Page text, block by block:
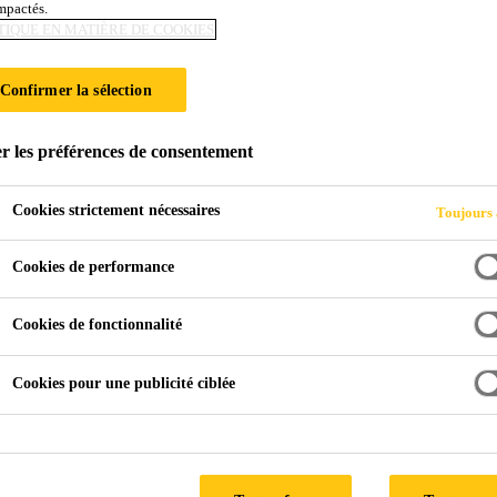
BAECKE
EN MATIÈRE DE COOKIES
Confirmer la sélection
les préférences de consentement
Cookies strictement nécessaires Toujours
Cookies de performance
Cookies de fonctionnalité
Cookies pour une publicité ciblée